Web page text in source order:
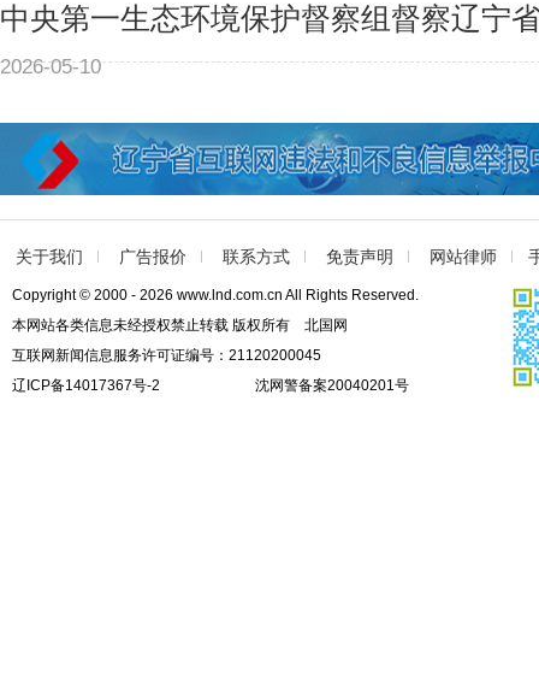
中央第一生态环境保护督察组督察辽宁
2026-05-10
关于我们 广告报价 联系方式 免责声明 网站律师
Copyright © 2000 - 2026 www.lnd.com.cn All Rights Reserved.
本网站各类信息未经授权禁止转载 版权所有 北国网
互联网新闻信息服务许可证编号：21120200045
辽ICP备14017367号-2
沈网警备案20040201号